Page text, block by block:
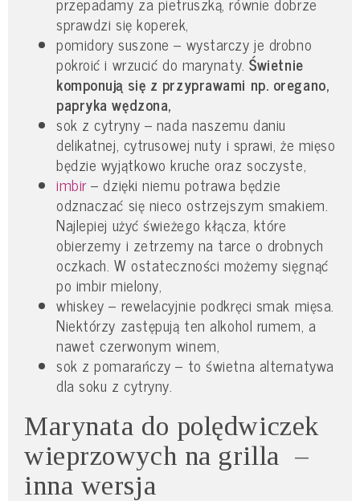
sprawdzi się koperek,
pomidory suszone – wystarczy je drobno
pokroić i wrzucić do marynaty. Świetnie
komponują się z przyprawami np. oregano,
papryka wędzona,
sok z cytryny – nada naszemu daniu
delikatnej, cytrusowej nuty i sprawi, że mięso
będzie wyjątkowo kruche oraz soczyste,
imbir– dzięki niemu potrawa będzie
odznaczać się nieco ostrzejszym smakiem.
Najlepiej użyć świeżego kłącza, które
obierzemy i zetrzemy na tarce o drobnych
oczkach. W ostateczności możemy sięgnąć
po imbir mielony,
whiskey – rewelacyjnie podkręci smak mięsa.
Niektórzy zastępują ten alkohol rumem, a
nawet czerwonym winem,
sok z pomarańczy – to świetna alternatywa
dla soku z cytryny.
Marynata do polędwiczek
wieprzowych na grilla –
inna wersja